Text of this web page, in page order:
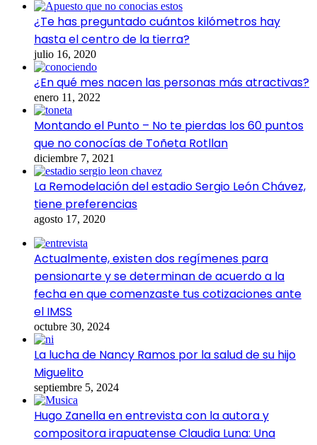
¿Te has preguntado cuántos kilómetros hay
hasta el centro de la tierra?
julio 16, 2020
¿En qué mes nacen las personas más atractivas?
enero 11, 2022
Montando el Punto – No te pierdas los 60 puntos
que no conocías de Toñeta Rotllan
diciembre 7, 2021
La Remodelación del estadio Sergio León Chávez,
tiene preferencias
agosto 17, 2020
Actualmente, existen dos regímenes para
pensionarte y se determinan de acuerdo a la
fecha en que comenzaste tus cotizaciones ante
el IMSS
octubre 30, 2024
La lucha de Nancy Ramos por la salud de su hijo
Miguelito
septiembre 5, 2024
Hugo Zanella en entrevista con la autora y
compositora irapuatense Claudia Luna: Una